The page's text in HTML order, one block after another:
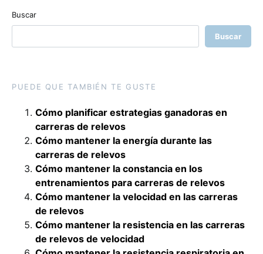
Buscar
Buscar
PUEDE QUE TAMBIÉN TE GUSTE
Cómo planificar estrategias ganadoras en
carreras de relevos
Cómo mantener la energía durante las
carreras de relevos
Cómo mantener la constancia en los
entrenamientos para carreras de relevos
Cómo mantener la velocidad en las carreras
de relevos
Cómo mantener la resistencia en las carreras
de relevos de velocidad